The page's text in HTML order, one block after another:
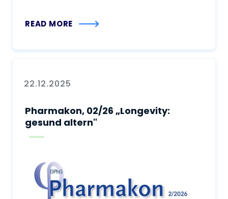
READ MORE
22.12.2025
Pharmakon, 02/26 „Longevity:
gesund altern"